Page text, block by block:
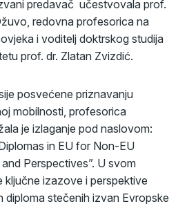
predavač učestvovala prof.
redovna profesorica na
i voditelj doktrskog studija
prof. dr. Zlatan Zvizdić.
posvećene priznavanju
mobilnosti, profesorica
je izlaganje pod naslovom:
in EU for Non-EU
Perspectives”. U svom
ključne izazove i perspektive
diploma stečenih izvan Evropske